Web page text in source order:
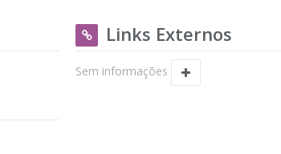
Links Externos
Sem informações